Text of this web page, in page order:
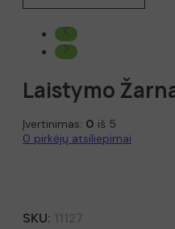
Laistymo
Įvertinimas: 0 iš 5
0 pirkėjų atsiliepimai
SKU: 11127